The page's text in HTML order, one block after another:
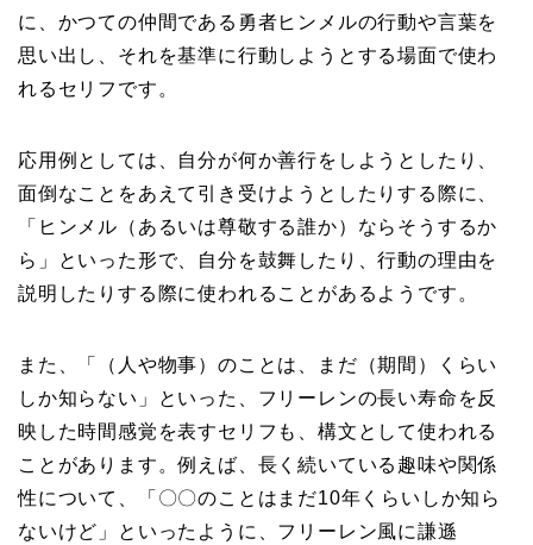
に、かつての仲間である勇者ヒンメルの行動や言葉を
思い出し、それを基準に行動しようとする場面で使わ
れるセリフです。
応用例としては、自分が何か善行をしようとしたり、
面倒なことをあえて引き受けようとしたりする際に、
「ヒンメル（あるいは尊敬する誰か）ならそうするか
ら」といった形で、自分を鼓舞したり、行動の理由を
説明したりする際に使われることがあるようです。
また、「（人や物事）のことは、まだ（期間）くらい
しか知らない」といった、フリーレンの長い寿命を反
映した時間感覚を表すセリフも、構文として使われる
ことがあります。例えば、長く続いている趣味や関係
性について、「〇〇のことはまだ10年くらいしか知ら
ないけど」といったように、フリーレン風に謙遜